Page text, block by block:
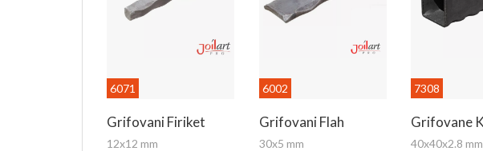
6071
Grifovani Firiket
12x12 mm
6002
Grifovani Flah
30x5 mm
7308
40x40x2.8 mm